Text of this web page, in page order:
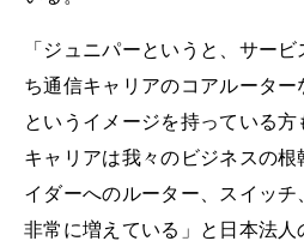
「ジュニパーというと、サー
ち通信キャリアのコアルータ
というイメージを持っている
キャリアは我々のビジネスの
イダーへのルーター、スイッ
非常に増えている」と日本法